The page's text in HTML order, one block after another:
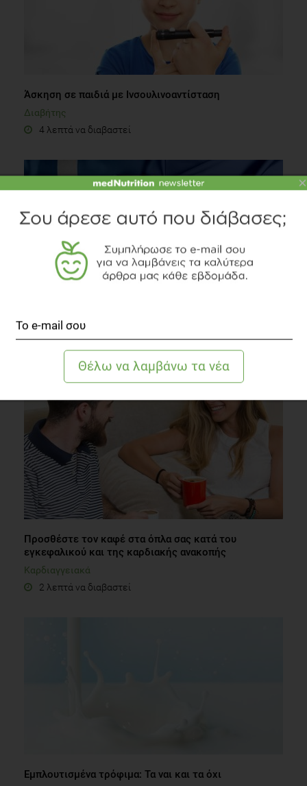
Άσκηση σε παιδιά με Ινσουλινοαντίσταση
Διαβήτης
4 λεπτά να διαβαστεί
3 λεπτά να διαβαστεί
Προσθέστε τον καφέ στα όπλα σας κατά του
εγκεφαλικού και της καρδιακής ανακοπής
Καρδιαγγειακά
2 λεπτά να διαβαστεί
Εμπλουτισμένα τρόφιμα: Τα ναι και τα όχι
×